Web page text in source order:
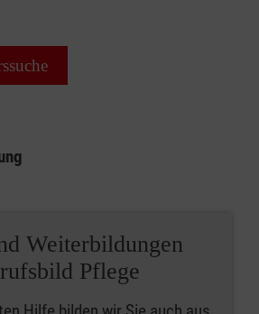
Weiterbildungen
Pflege